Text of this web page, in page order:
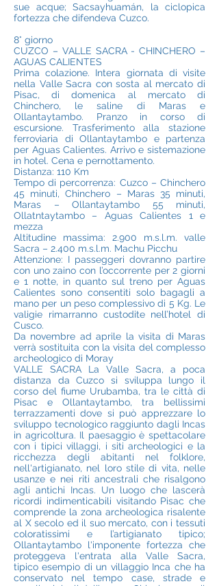
sue acque; Sacsayhuamán, la ciclopica
fortezza che difendeva Cuzco.
8° giorno
CUZCO – VALLE SACRA - CHINCHERO –
AGUAS CALIENTES
Prima colazione. Intera giornata di visite
nella Valle Sacra con sosta al mercato di
Pisac, di domenica al mercato di
Chinchero, le saline di Maras e
Ollantaytambo. Pranzo in corso di
escursione. Trasferimento alla stazione
ferroviaria di Ollantaytambo e partenza
per Aguas Calientes. Arrivo e sistemazione
in hotel. Cena e pernottamento.
Distanza: 110 Km
Tempo di percorrenza: Cuzco – Chinchero
45 minuti, Chinchero – Maras 35 minuti,
Maras – Ollantaytambo 55 minuti,
Ollatntaytambo – Aguas Calientes 1 e
mezza
Altitudine massima: 2.900 m.s.l.m. valle
Sacra – 2.400 m.s.l.m. Machu Picchu
Attenzione: I passeggeri dovranno partire
con uno zaino con l’occorrente per 2 giorni
e 1 notte, in quanto sul treno per Aguas
Calientes sono consentiti solo bagagli a
mano per un peso complessivo di 5 Kg. Le
valigie rimarranno custodite nell’hotel di
Cusco.
Da novembre ad aprile la visita di Maras
verrà sostituita con la visita del complesso
archeologico di Moray
VALLE SACRA La Valle Sacra, a poca
distanza da Cuzco si sviluppa lungo il
corso del fiume Urubamba, tra le città di
Pisac e Ollantaytambo, tra bellissimi
terrazzamenti dove si può apprezzare lo
sviluppo tecnologico raggiunto dagli Incas
in agricoltura. Il paesaggio è spettacolare
con i tipici villaggi, i siti archeologici e la
ricchezza degli abitanti nel folklore,
nell'artigianato, nel loro stile di vita, nelle
usanze e nei riti ancestrali che risalgono
agli antichi Incas. Un luogo che lascerà
ricordi indimenticabili visitando Pisac che
comprende la zona archeologica risalente
al X secolo ed il suo mercato, con i tessuti
coloratissimi e l’artigianato tipico;
Ollantaytambo l'imponente fortezza che
proteggeva l'entrata alla Valle Sacra,
tipico esempio di un villaggio Inca che ha
conservato nel tempo case, strade e